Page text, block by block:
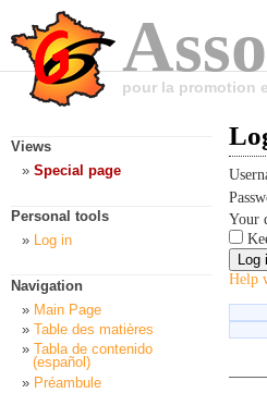
pour la promotion
Your
Help
Views
Special page
Personal tools
Log in
Navigation
Main Page
Table des matières
Tabla de contenido
(español)
Préambule